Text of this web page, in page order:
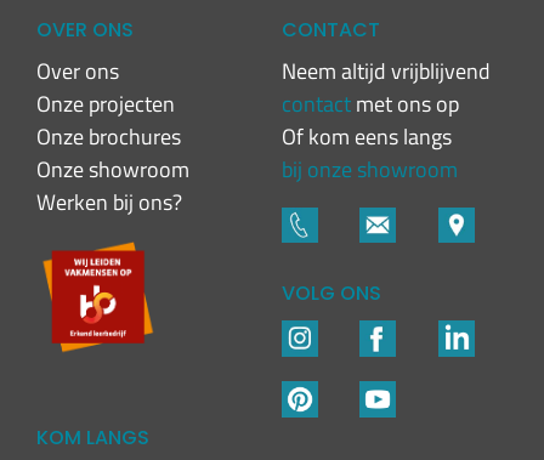
OVER ONS
Over ons
Onze projecten
Onze brochures
Onze showroom
Werken bij ons?
CONTACT
Neem altijd vrijblijvend
contactmet ons op
Of kom eens langs
bij onze showroom
VOLG ONS
KOM LANGS